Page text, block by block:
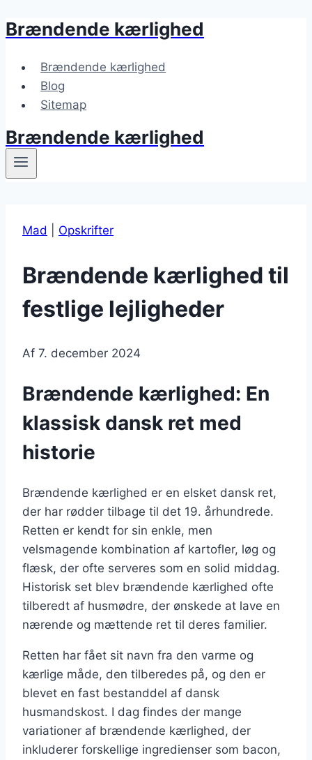
Fortsæt
indhold
Brændende kærlighed
Brændende kærlighed
Blog
Sitemap
Brændende kærlighed
Mad Opskrifter
Brændende kærlighed til
festlige lejligheder
Af 7. december 2024
Brændende kærlighed: En
klassisk dansk ret med
historie
Brændende kærlighed er en elsket dansk ret,
der har rødder tilbage til det 19. århundrede.
Retten er kendt for sin enkle, men
velsmagende kombination af kartofler, løg og
flæsk, der ofte serveres som en solid middag.
Historisk set blev brændende kærlighed ofte
tilberedt af husmødre, der ønskede at lave en
nærende og mættende ret til deres familier.
Retten har fået sit navn fra den varme og
kærlige måde, den tilberedes på, og den er
blevet en fast bestanddel af dansk
husmandskost. I dag findes der mange
variationer af brændende kærlighed, der
inkluderer forskellige ingredienser som bacon,